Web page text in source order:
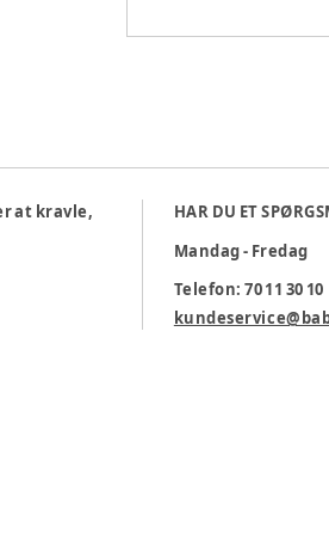
at kravle,
HAR DU ET
Mandag - Fredag
Telefon: 70 11 30 10